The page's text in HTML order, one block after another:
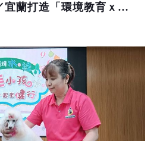
冬山河慢遊新亮點／宜蘭打造「環境教育ｘ永續體驗」的河川旅遊典範